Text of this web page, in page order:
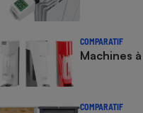
COMPARATIF
Machines
COMPARATIF